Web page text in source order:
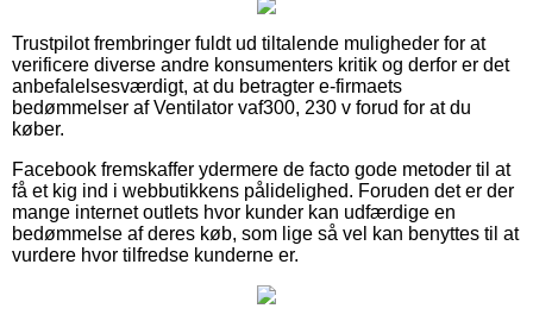
Trustpilot frembringer fuldt ud tiltalende muligheder for at
verificere diverse andre konsumenters kritik og derfor er det
anbefalelsesværdigt, at du betragter e-firmaets
bedømmelser af Ventilator vaf300, 230 v forud for at du
køber.
Facebook fremskaffer ydermere de facto gode metoder til at
få et kig ind i webbutikkens pålidelighed. Foruden det er der
mange internet outlets hvor kunder kan udfærdige en
bedømmelse af deres køb, som lige så vel kan benyttes til at
vurdere hvor tilfredse kunderne er.